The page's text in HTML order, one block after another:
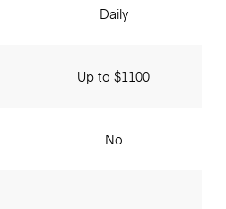
Daily
Up to $1100
No